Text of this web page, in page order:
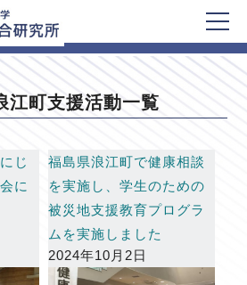
活動一覧
江町支援活動一覧
じ
に
福島県浪江町で健康相談
を実施し、学生のための
被災地支援教育プログラ
ムを実施しました
2024年10月2日